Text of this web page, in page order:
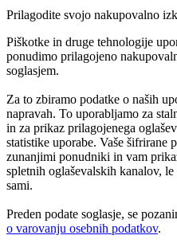
Prilagodite svojo nakupovalno
Piškotke in druge tehnologije
ponudimo prilagojeno
soglasjem.
Za to zbiramo podatke o naših
napravah. To uporabljamo za
in za prikaz prilagojenega
statistike uporabe. Vaše šifrirane
zunanjimi ponudniki in vam
spletnih oglaševalskih kanalov,
sami.
Preden podate soglasje, se
o varovanju osebnih podatkov.